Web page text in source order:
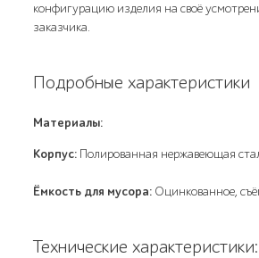
конфигурацию изделия на своё
заказчика.
Подробные характеристики
Материалы:
Корпус: Полированная нержавеющая
Ёмкость для мусора: Оцинкованное,
Технические характеристики: